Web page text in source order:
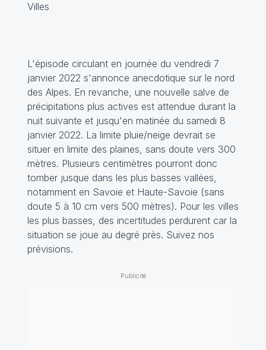
Villes
L'épisode circulant en journée du vendredi 7
janvier 2022 s'annonce anecdotique sur le nord
des Alpes. En revanche, une nouvelle salve de
précipitations plus actives est attendue durant la
nuit suivante et jusqu'en matinée du samedi 8
janvier 2022. La limite pluie/neige devrait se
situer en limite des plaines, sans doute vers 300
mètres. Plusieurs centimètres pourront donc
tomber jusque dans les plus basses vallées,
notamment en Savoie et Haute-Savoie (sans
doute 5 à 10 cm vers 500 mètres). Pour les villes
les plus basses, des incertitudes perdurent car la
situation se joue au degré près. Suivez nos
prévisions.